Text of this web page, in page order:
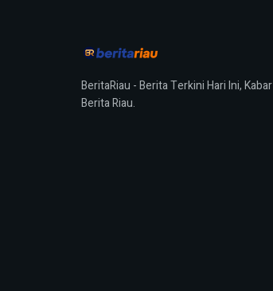
BeritaRiau - Berita Terkini Hari Ini, Kabar
Berita Riau.